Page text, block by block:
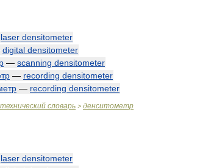
laser densitometer
digital densitometer
— scanning densitometer
— recording densitometer
— recording densitometer
словарь > денситометр
laser densitometer